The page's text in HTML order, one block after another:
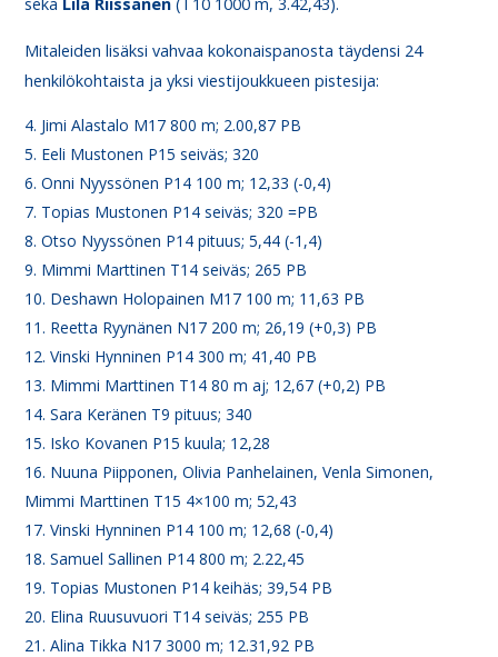
Mitaleiden lisäksi vahvaa kokonaispanosta täydensi 24
henkilökohtaista ja yksi viestijoukkueen pistesija:
Jimi Alastalo M17 800 m; 2.00,87 PB
Eeli Mustonen P15 seiväs; 320
Onni Nyyssönen P14 100 m; 12,33 (-0,4)
Topias Mustonen P14 seiväs; 320 =PB
Otso Nyyssönen P14 pituus; 5,44 (-1,4)
Mimmi Marttinen T14 seiväs; 265 PB
Deshawn Holopainen M17 100 m; 11,63 PB
Reetta Ryynänen N17 200 m; 26,19 (+0,3) PB
Vinski Hynninen P14 300 m; 41,40 PB
Mimmi Marttinen T14 80 m aj; 12,67 (+0,2) PB
Sara Keränen T9 pituus; 340
Isko Kovanen P15 kuula; 12,28
Nuuna Piipponen, Olivia Panhelainen, Venla Simonen,
Mimmi Marttinen T15 4×100 m; 52,43
Vinski Hynninen P14 100 m; 12,68 (-0,4)
Samuel Sallinen P14 800 m; 2.22,45
Topias Mustonen P14 keihäs; 39,54 PB
Elina Ruusuvuori T14 seiväs; 255 PB
Alina Tikka N17 3000 m; 12.31,92 PB